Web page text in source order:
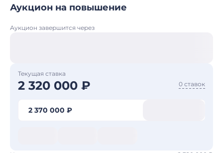
Аукцион на повышение
Аукцион завершится через
Текущая ставка
2 320 000 ₽ 0 ставок
2 370 000 ₽